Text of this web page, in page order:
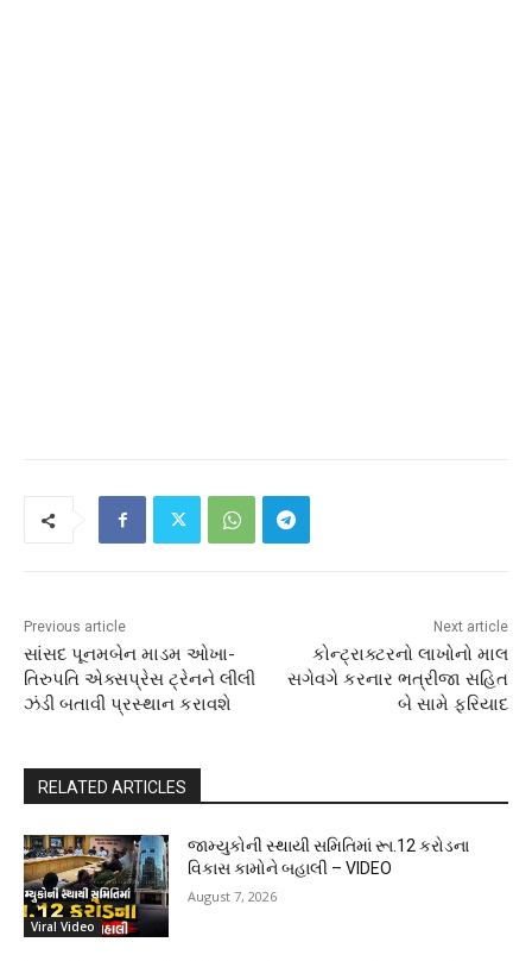
Previous article
સાંસદ પૂનમબેન માડમ ઓખા-
તિરુપતિ એક્સપ્રેસ ટ્રેનને લીલી
ઝંડી બતાવી પ્રસ્થાન કરાવશે
Next article
કોન્ટ્રાક્ટરનો લાખોનો માલ
સગેવગે કરનાર ભત્રીજા સહિત
બે સામે ફરિયાદ
RELATED ARTICLES
Viral Video
જામ્યુકોની સ્થાયી સમિતિમાં રૂા.12 કરોડના
વિકાસ કામોને બહાલી – VIDEO
August 7, 2026